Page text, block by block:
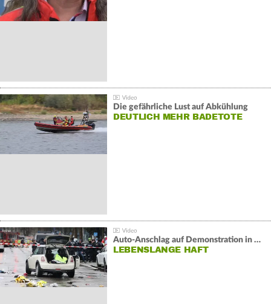
Die gefährliche Lust auf Abkühlung
DEUTLICH MEHR BADETOTE
Auto-Anschlag auf Demonstration in München:
LEBENSLANGE HAFT